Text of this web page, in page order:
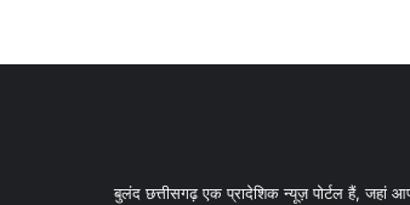
बुलंद छत्तीसगढ़ एक प्रादेशिक न्यूज़ पोर्टल हैं, जहां